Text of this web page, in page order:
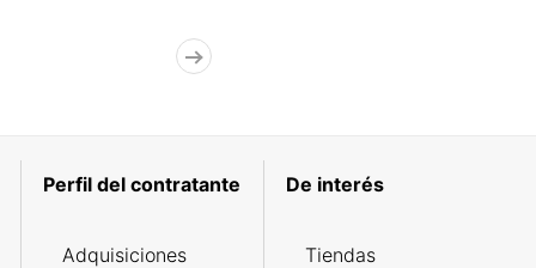
Perfil del contratante
Adquisiciones
De interés
Tiendas